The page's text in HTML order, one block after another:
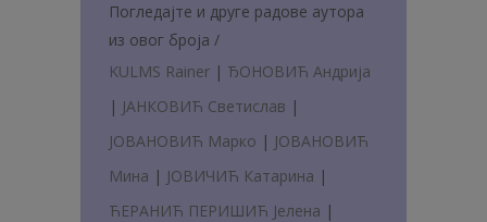
Погледајте и друге радове аутора
из овог броја /
KULMS Rainer | ЂОНОВИЋ Андрија
| ЈАНКОВИЋ Светислав |
ЈОВАНОВИЋ Марко | ЈОВАНОВИЋ
Мина | ЈОВИЧИЋ Катарина |
ЋЕРАНИЋ ПЕРИШИЋ Јелена |